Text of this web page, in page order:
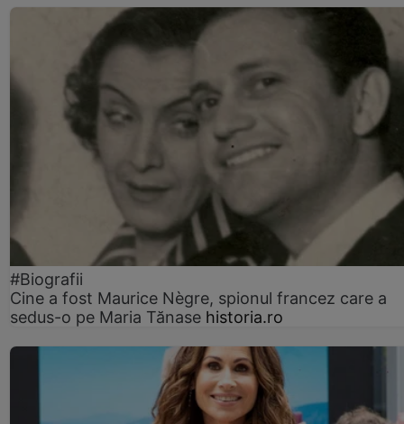
#Biografii
Cine a fost Maurice Nègre, spionul francez care a
sedus-o pe Maria Tănase historia.ro